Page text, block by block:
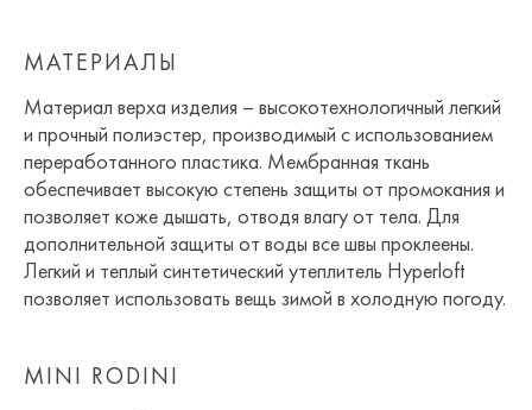
МАТЕРИАЛЫ
Материал верха изделия – высокотехнологичный легкий
и прочный полиэстер, производимый с использованием
переработанного пластика. Мембранная ткань
обеспечивает высокую степень защиты от промокания и
позволяет коже дышать, отводя влагу от тела. Для
дополнительной защиты от воды все швы проклеены.
Легкий и теплый синтетический утеплитель Hyperloft
позволяет использовать вещь зимой в холодную погоду.
MINI RODINI